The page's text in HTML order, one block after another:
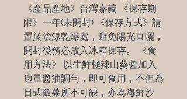
《產品產地》台灣嘉義 《保存期
限》一年(未開封) 《保存方式》請
置於陰涼乾燥處，避免陽光直曬，
開封後務必放入冰箱保存。 《食
用方法》 以生鮮極辣山葵醬加入
適量醬油調勻，即可食用，不但為
日式飯菜所不可缺，亦為海鮮沙